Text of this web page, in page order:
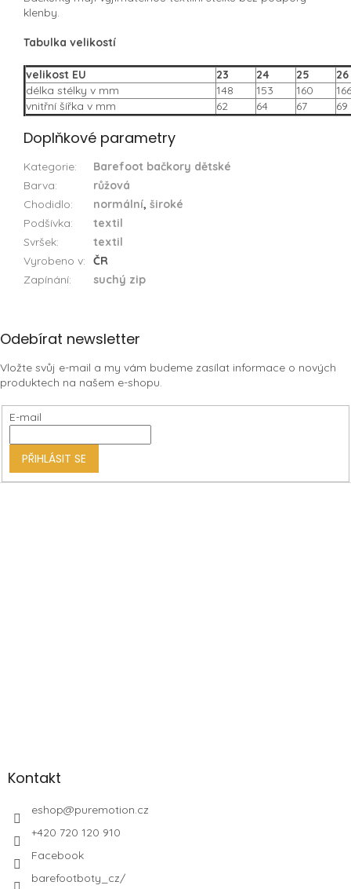
klenby.
Tabulka velikostí
velikost EU 23 24 25
26
délka stélky v mm
148 153 160
166
vnitřní šířka v mm
62 64 67 69
Doplňkové parametry
Kategorie:
Barefoot bačkory dětské
Barva:
růžová
Chodidlo: normální, široké
Podšívka:
textil
Svršek:
textil
Vyrobeno v:
ČR
Zapínání: suchý zip
Z
p
a
t
Odebírat newsletter
Vložte svůj e-mail a my vám budeme zasílat informace o nových
produktech na našem e-shopu.
E-mail
PŘIHLÁSIT SE
Kontakt
eshop@puremotion.cz
+420 720 120 910
Facebook
barefootboty_cz/